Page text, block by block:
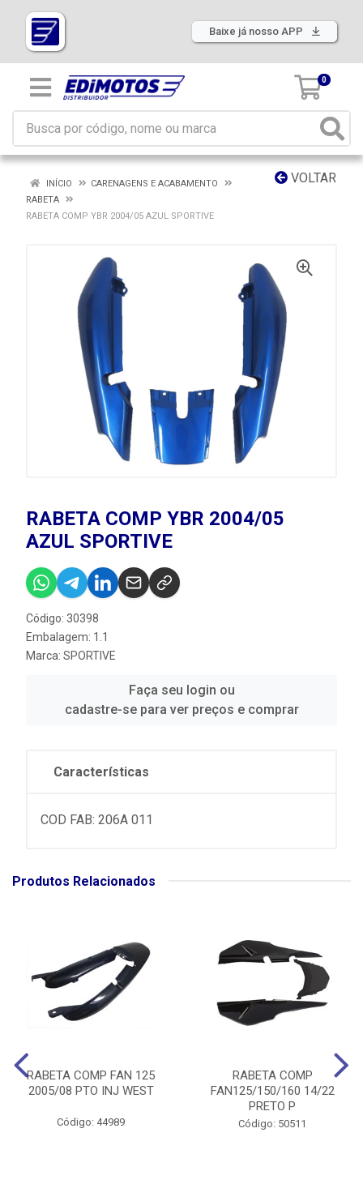
Baixe já nosso APP
0
VOLTAR
INÍCIO
CARENAGENS E ACABAMENTO
RABETA
RABETA COMP YBR 2004/05 AZUL SPORTIVE
RABETA COMP YBR 2004/05
AZUL SPORTIVE
Código: 30398
Embalagem: 1.1
Marca: SPORTIVE
Faça seu login ou
cadastre-se para ver preços e comprar
Características
COD FAB: 206A 011
Produtos Relacionados
RABETA COMP FAN 125
2005/08 PTO INJ WEST
Código: 44989
RABETA COMP
FAN125/150/160 14/22
PRETO P
Código: 50511